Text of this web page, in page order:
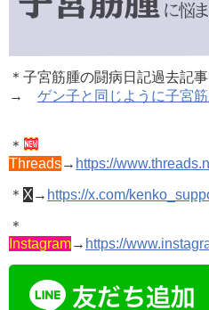
＊子宮筋腫の闘病日記過去記
→ ゲン子と同じように子宮
＊
Threads→ https://
＊ X → https://x.com/
＊
Instagram→ https://